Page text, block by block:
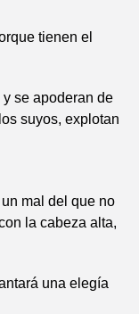
tienen el
se apoderan de
suyos, explotan
mal del que no
la cabeza alta,
una elegía